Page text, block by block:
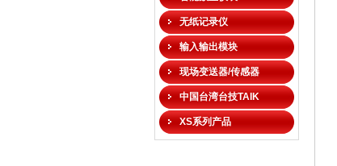
无纸记录仪
输入输出模块
现场变送器/传感器
中国台湾台技TAIK
XS系列产品